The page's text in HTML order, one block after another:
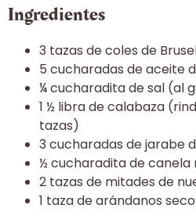
Ingredientes
3 tazas de coles de
5 cucharadas de aceite
¼ cucharadita de sal (al
1 ½ libra de calabaza
tazas)
3 cucharadas de jarabe
½ cucharadita de canela
2 tazas de mitades de
1 taza de arándanos